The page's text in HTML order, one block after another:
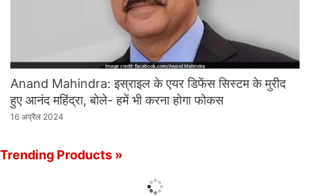
Anand Mahindra: इस्राइल के एयर डिफेंस सिस्‍टम के मुरीद
हुए आनंद महिंद्रा, बोले- हमें भी करना होगा फोकस
16 अप्रैल 2024
Trending Products »